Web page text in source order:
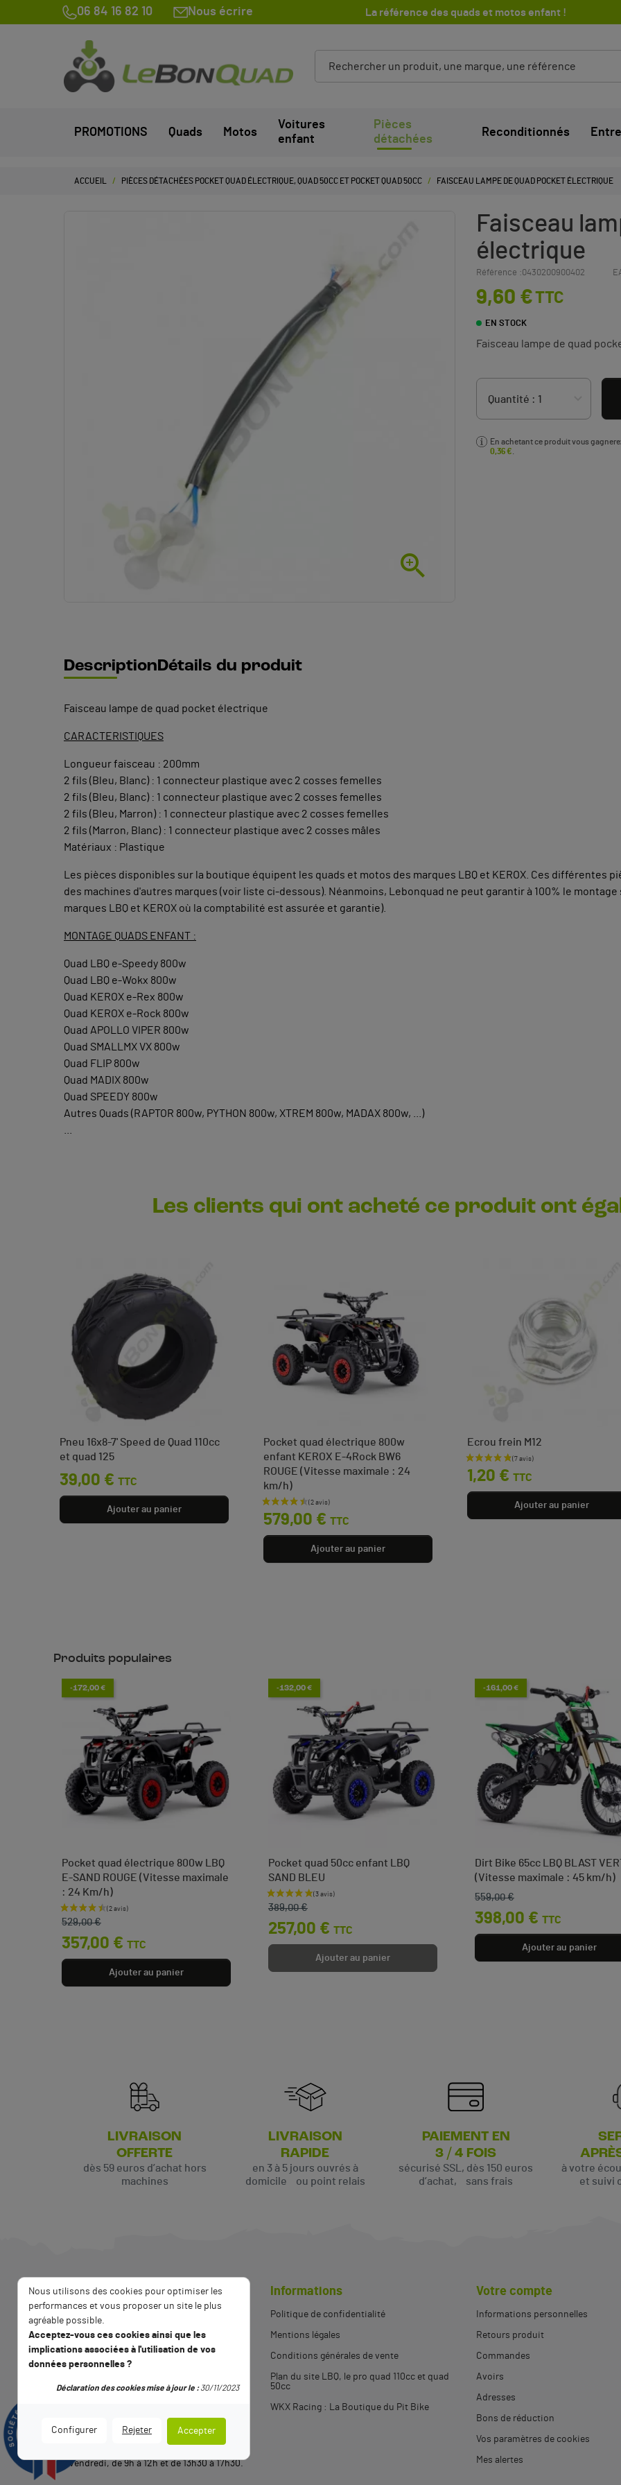
06 84 16 82 10 Nous écrire La référence des quads et motos enfant !
PROMOTIONS Quads Motos
Voitures
enfant
Pièces
détachées
Reconditionnés
ACCUEIL PIÈCES DÉTACHÉES POCKET QUAD ÉLECTRIQUE, QUAD 50CC ET POCKET QUAD 50CC FAISCEAU LAMPE DE QUAD POCKET ÉLECTRIQUE

Faisceau
électrique
Référence :0430200900402
9,60 €TTC
EN STOCK
Faisceau lampe de quad
En achetant ce produit vous
0,36 €
DescriptionDétails du produit
Faisceau lampe de quad pocket électrique
CARACTERISTIQUES
Longueur faisceau : 200mm
2 fils (Bleu, Blanc) : 1 connecteur plastique avec 2 cosses femelles
2 fils (Bleu, Blanc) : 1 connecteur plastique avec 2 cosses femelles
2 fils (Bleu, Marron) : 1 connecteur plastique avec 2 cosses femelles
2 fils (Marron, Blanc) : 1 connecteur plastique avec 2 cosses mâles
Matériaux : Plastique
Les pièces disponibles sur la boutique équipent les quads et motos des marques LBQ et KEROX. Ces différentes
des machines d'autres marques (voir liste ci-dessous). Néanmoins, Lebonquad ne peut garantir à 100% le
marques LBQ et KEROX où la comptabilité est assurée et garantie).
MONTAGE QUADS ENFANT :
Quad LBQ e-Speedy 800w
Quad LBQ e-Wokx 800w
Quad KEROX e-Rex 800w
Quad KEROX e-Rock 800w
Quad APOLLO VIPER 800w
Quad SMALLMX VX 800w
Quad FLIP 800w
Quad MADIX 800w
Quad SPEEDY 800w
Autres Quads (RAPTOR 800w, PYTHON 800w, XTREM 800w, MADAX 800w, ...)
Les clients qui ont acheté ce produit ont
Pneu 16x8-7' Speed de Quad 110cc
et quad 125
Prix
39,00 € TTC
Ajouter au panier
Pocket quad électrique 800w
enfant KEROX E-4Rock BW6
ROUGE (Vitesse maximale : 24
km/h)
(2 avis)
Prix
579,00 € TTC
Ajouter au panier
Ecrou frein M12
Prix
1,20 € TTC
Ajouter au panier
Produits populaires
-172,00 €
Pocket quad électrique 800w LBQ
E-SAND ROUGE (Vitesse maximale
: 24 Km/h)
Prix de base
529,00 €
Prix
357,00 € TTC
Ajouter au panier
-132,00 €
Pocket quad 50cc enfant LBQ
SAND BLEU
Prix de base
389,00 €
Prix
257,00 € TTC
Ajouter au panier
-161,00 €
Dirt Bike 65cc LBQ BLAST
(Vitesse maximale : 45 km/h)
Prix de base
559,00 €
Prix
398,00 € TTC
Ajouter au panier
LIVRAISON
OFFERTE
dès 59 euros d’achat hors
machines
LIVRAISON
RAPIDE
en 3 à 5 jours ouvrés à
domicile ou point relais
PAIEMENT EN
3 / 4 FOIS
sécurisé SSL, dès 150 euros
d’achat, sans frais
à votre
et suivi
Contactez-nous
vendredi, de 9h à 12h et de 13h30 à 17h30.
Informations
Politique de confidentialité
Mentions légales
Conditions générales de vente
Plan du site LBQ, le pro quad 110cc et quad
50cc
WKX Racing : La Boutique du Pit Bike
Votre compte
Informations personnelles
Retours produit
Commandes
Avoirs
Adresses
Bons de réduction
Vos paramètres de cookies
Mes alertes
Nous utilisons des cookies pour optimiser les
performances et vous proposer un site le plus
agréable possible.
Acceptez-vous ces cookies ainsi que les
implications associées à l'utilisation de vos
données personnelles ?
Configurer Rejeter Accepter
Déclaration des cookies mise à jour le :30/11/2023
/10